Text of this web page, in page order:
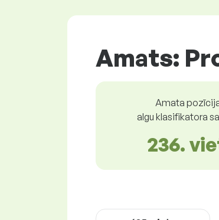
Amats:
Amata
algu klasifikatora
236.